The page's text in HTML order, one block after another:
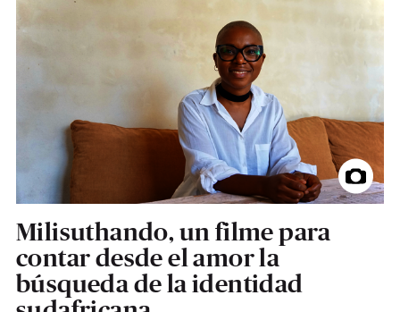
Milisuthando, un filme para
contar desde el amor la
búsqueda de la identidad